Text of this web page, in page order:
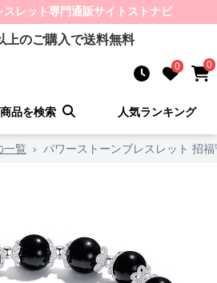
レット専門通販サイト ストナビ
上のご購入で送料無料
0 0
商品を検索 人気ランキング
一覧 › パワーストーンブレスレット 招